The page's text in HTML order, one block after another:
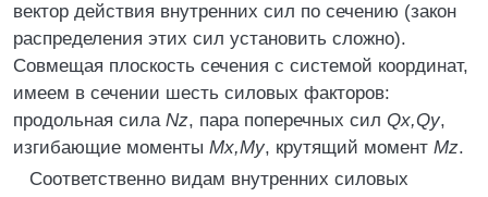
вектор действия внутренних сил по сечению (закон
распределения этих сил установить сложно).
Совмещая плоскость сечения с системой координат,
имеем в сечении шесть силовых факторов:
продольная сила Nz, пара поперечных сил Qx,Qy,
изгибающие моменты Mx,My, крутящий момент Mz.
Соответственно видам внутренних силовых